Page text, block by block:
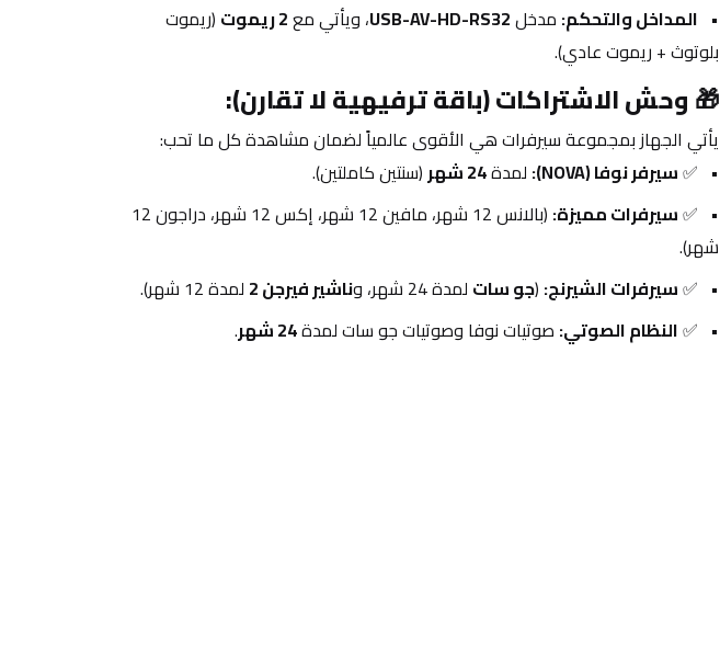
المداخل والتحكم: مدخل USB-AV-HD-RS32، ويأتي مع 2 ريموت
بلوتوث + ريموت عادي).
🎁 وحش الاشتراكات (باقة ترفيهية لا تقارن):
يأتي الجهاز بمجموعة سيرفرات هي الأقوى عالمياً لضمان مشاهدة كل ما تحب:
✅ سيرفر نوفا (NOVA): لمدة 24 شهر
(سنتين كاملتين).
✅ سيرفرات مميزة:
شهر).
✅ سيرفرات الشيرنج: (جو سات لمدة 24 شهر، و ناشير فيرجن 2 لمدة 12 شهر).
✅ النظام الصوتي: صوتيات نوفا وصوتيات جو سات لمدة 24 شهر .